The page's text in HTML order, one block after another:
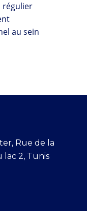
régulier
au sein
Rue de la
lac 2, Tunis